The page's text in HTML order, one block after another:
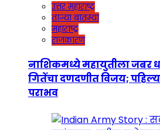
उत्तर महाराष्ट्र
ताज्या बातम्या
महाराष्ट्र
राजकारण
नाशिकमध्ये महायुतीला जबर
गितेंचा दणदणीत विजय;
पराभव